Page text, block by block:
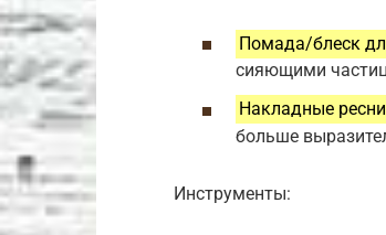
Помада/блеск
сияющими
Накладные
больше
Инструменты: